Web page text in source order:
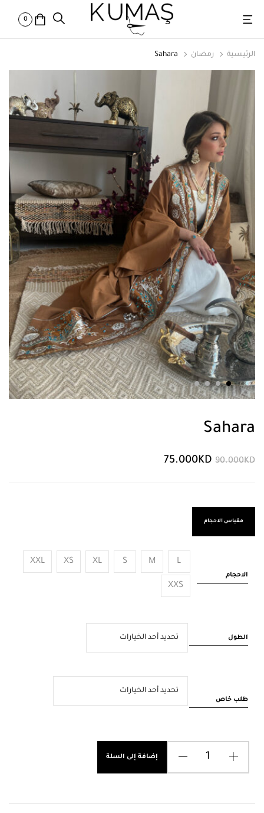
0
الرئيسية رمضان Sahara
Sahara
90.000KD
75.000KD
مقياس الاحجام
الاحجام
L
M
S
XL
XS
XXL
XXS
الطول
طلب خاص
إضافة إلى السلة